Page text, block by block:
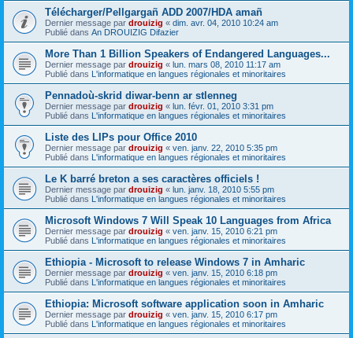
Télécharger/Pellgargañ ADD 2007/HDA amañ
Dernier message par drouizig « dim. avr. 04, 2010 10:24 am
Publié dans An DROUIZIG Difazier
More Than 1 Billion Speakers of Endangered Languages...
Dernier message par drouizig « lun. mars 08, 2010 11:17 am
Publié dans L'informatique en langues régionales et minoritaires
Pennadoù-skrid diwar-benn ar stlenneg
Dernier message par drouizig « lun. févr. 01, 2010 3:31 pm
Publié dans L'informatique en langues régionales et minoritaires
Liste des LIPs pour Office 2010
Dernier message par drouizig « ven. janv. 22, 2010 5:35 pm
Publié dans L'informatique en langues régionales et minoritaires
Le K barré breton a ses caractères officiels !
Dernier message par drouizig « lun. janv. 18, 2010 5:55 pm
Publié dans L'informatique en langues régionales et minoritaires
Microsoft Windows 7 Will Speak 10 Languages from Africa
Dernier message par drouizig « ven. janv. 15, 2010 6:21 pm
Publié dans L'informatique en langues régionales et minoritaires
Ethiopia - Microsoft to release Windows 7 in Amharic
Dernier message par drouizig « ven. janv. 15, 2010 6:18 pm
Publié dans L'informatique en langues régionales et minoritaires
Ethiopia: Microsoft software application soon in Amharic
Dernier message par drouizig « ven. janv. 15, 2010 6:17 pm
Publié dans L'informatique en langues régionales et minoritaires